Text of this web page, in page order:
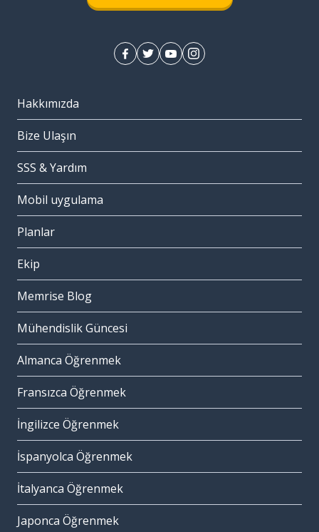
Hakkımızda
Bize Ulaşın
SSS & Yardım
Mobil uygulama
Planlar
Ekip
Memrise Blog
Mühendislik Güncesi
Almanca Öğrenmek
Fransızca Öğrenmek
İngilizce Öğrenmek
İspanyolca Öğrenmek
İtalyanca Öğrenmek
Japonca Öğrenmek